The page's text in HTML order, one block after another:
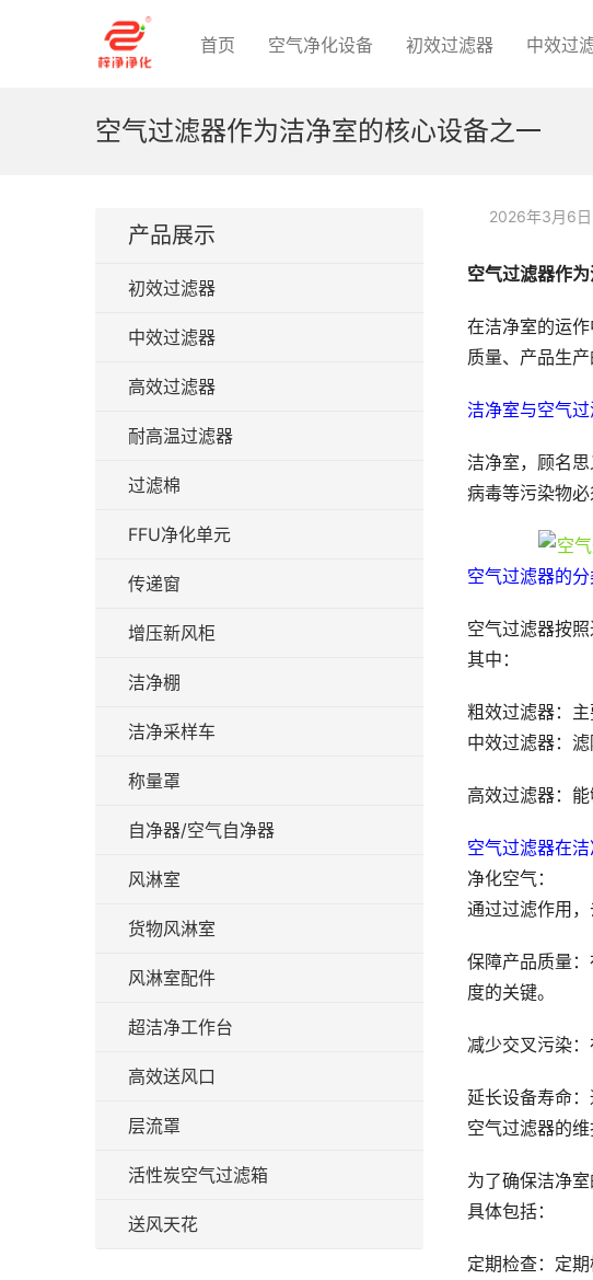
首页 空气净化设备 初效过滤器 中效过
空气过滤器作为洁净室的核心设备之一
2026年3月6
空气过滤器作
在洁净室的运作
质量、产品生
洁净室与空气
洁净室，顾名
病毒等污染物
空气过滤器的
空气过滤器按
其中：
粗效过滤器：
中效过滤器：
高效过滤器：
空气过滤器在
净化空气：
通过过滤作用
保障产品质量
度的关键。
减少交叉污染
延长设备寿命
空气过滤器的
为了确保洁净
具体包括：
定期检查：定
产品展示
初效过滤器
中效过滤器
高效过滤器
耐高温过滤器
过滤棉
FFU净化单元
传递窗
增压新风柜
洁净棚
洁净采样车
称量罩
自净器/空气自净器
风淋室
货物风淋室
风淋室配件
超洁净工作台
高效送风口
层流罩
活性炭空气过滤箱
送风天花